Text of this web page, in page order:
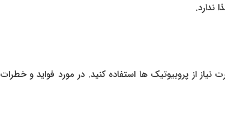
از پروبیوتیک ها استفاده کنید. در مورد فواید و خطرات